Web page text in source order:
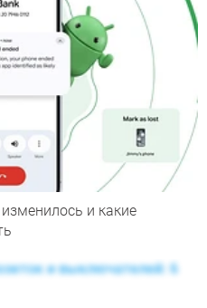
и какие